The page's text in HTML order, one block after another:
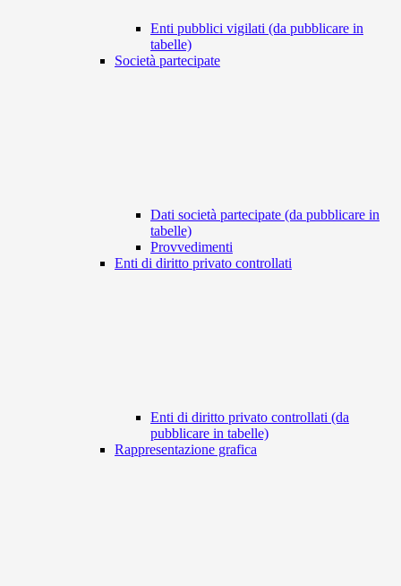
Enti pubblici vigilati (da pubblicare in
tabelle)
Società partecipate
Dati società partecipate (da pubblicare in
tabelle)
Provvedimenti
Enti di diritto privato controllati
Enti di diritto privato controllati (da
pubblicare in tabelle)
Rappresentazione grafica